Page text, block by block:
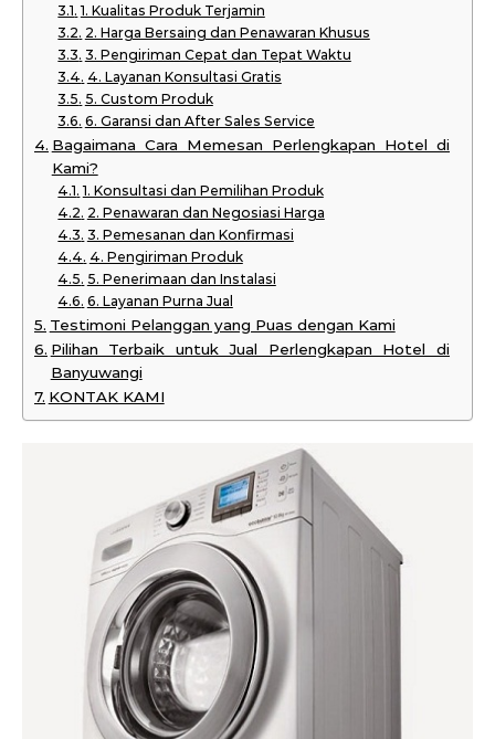
1. Kualitas Produk Terjamin
2. Harga Bersaing dan Penawaran Khusus
3. Pengiriman Cepat dan Tepat Waktu
4. Layanan Konsultasi Gratis
5. Custom Produk
6. Garansi dan After Sales Service
Bagaimana Cara Memesan Perlengkapan Hotel di
Kami?
1. Konsultasi dan Pemilihan Produk
2. Penawaran dan Negosiasi Harga
3. Pemesanan dan Konfirmasi
4. Pengiriman Produk
5. Penerimaan dan Instalasi
6. Layanan Purna Jual
Testimoni Pelanggan yang Puas dengan Kami
Pilihan Terbaik untuk Jual Perlengkapan Hotel di
Banyuwangi
KONTAK KAMI